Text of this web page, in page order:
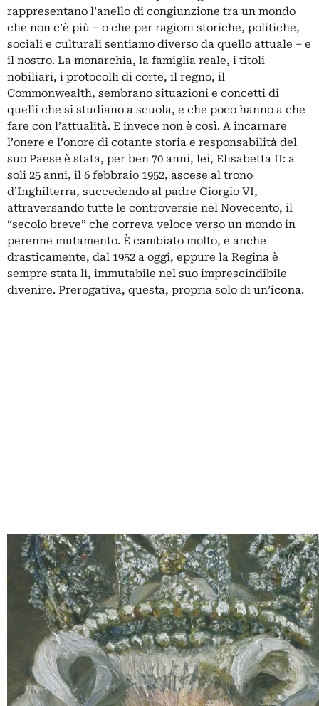
rappresentano l’anello di congiunzione tra un mondo
che non c’è più – o che per ragioni storiche, politiche,
sociali e culturali sentiamo diverso da quello attuale – e
il nostro. La monarchia, la famiglia reale, i titoli
nobiliari, i protocolli di corte, il regno, il
Commonwealth, sembrano situazioni e concetti di
quelli che si studiano a scuola, e che poco hanno a che
fare con l’attualità. E invece non è così. A incarnare
l’onere e l’onore di cotante storia e responsabilità del
suo Paese è stata, per ben 70 anni, lei, Elisabetta II: a
soli 25 anni, il 6 febbraio 1952, ascese al trono
d’Inghilterra, succedendo al padre Giorgio VI,
attraversando tutte le controversie nel Novecento, il
“secolo breve” che correva veloce verso un mondo in
perenne mutamento. È cambiato molto, e anche
drasticamente, dal 1952 a oggi, eppure la Regina è
sempre stata lì, immutabile nel suo imprescindibile
divenire. Prerogativa, questa, propria solo di un’icona.